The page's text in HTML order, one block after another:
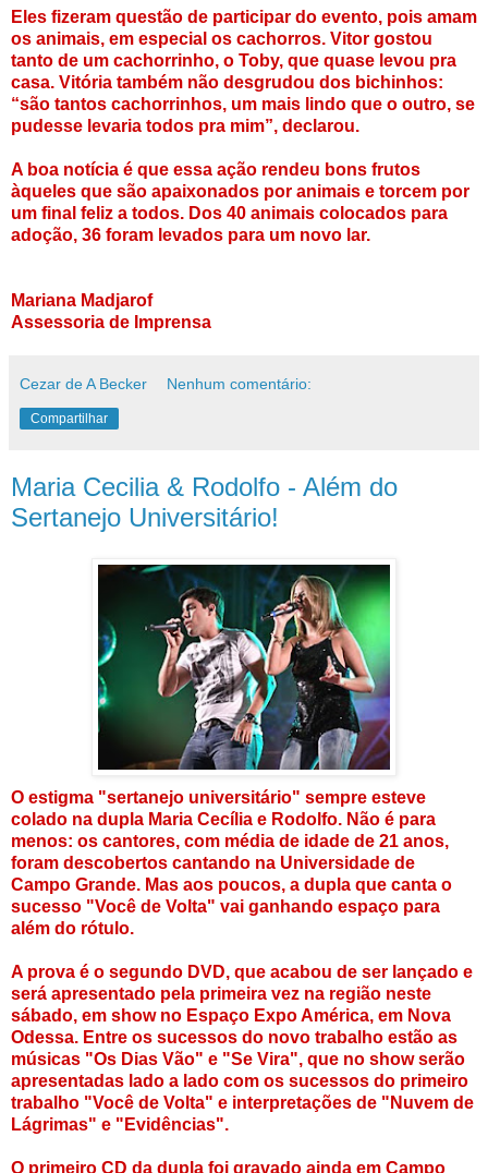
Eles fizeram questão de participar do evento, pois amam
os animais, em especial os cachorros. Vitor gostou
tanto de um cachorrinho, o Toby, que quase levou pra
casa. Vitória também não desgrudou dos bichinhos:
“são tantos cachorrinhos, um mais lindo que o outro, se
pudesse levaria todos pra mim”, declarou.
A boa notícia é que essa ação rendeu bons frutos
àqueles que são apaixonados por animais e torcem por
um final feliz a todos. Dos 40 animais colocados para
adoção, 36 foram levados para um novo lar.
Mariana Madjarof
Assessoria de Imprensa
Cezar de A Becker Nenhum comentário:
Compartilhar
Maria Cecilia & Rodolfo - Além do
Sertanejo Universitário!
O estigma "sertanejo universitário" sempre esteve
colado na dupla Maria Cecília e Rodolfo. Não é para
menos: os cantores, com média de idade de 21 anos,
foram descobertos cantando na Universidade de
Campo Grande. Mas aos poucos, a dupla que canta o
sucesso "Você de Volta" vai ganhando espaço para
além do rótulo.
A prova é o segundo DVD, que acabou de ser lançado e
será apresentado pela primeira vez na região neste
sábado, em show no Espaço Expo América, em Nova
Odessa. Entre os sucessos do novo trabalho estão as
músicas "Os Dias Vão" e "Se Vira", que no show serão
apresentadas lado a lado com os sucessos do primeiro
trabalho "Você de Volta" e interpretações de "Nuvem de
Lágrimas" e "Evidências".
O primeiro CD da dupla foi gravado ainda em Campo